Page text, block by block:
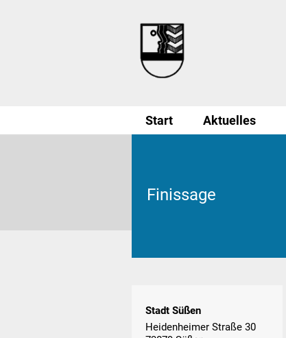
Start Aktuelles
Finissage
Stadt Süßen
Heidenheimer Straße 30